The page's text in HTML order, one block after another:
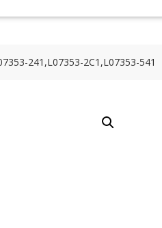
241,L07353-2C1,L07353-541